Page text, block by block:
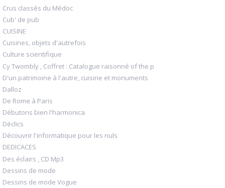
Crus classés du Médoc
Cub' de pub
CUISINE
Cuisines, objets d'autrefois
Culture scientifique
Cy Twombly , Coffret : Catalogue raisonné of the p
D'un patrimoine à l'autre, cuisine et monuments
Dalloz
De Rome à Paris
Débutons bien l'harmonica
Déclics
Découvrir l'informatique pour les nuls
DEDICACES
Des éclairs , CD Mp3
Dessins de mode
Dessins de mode Vogue